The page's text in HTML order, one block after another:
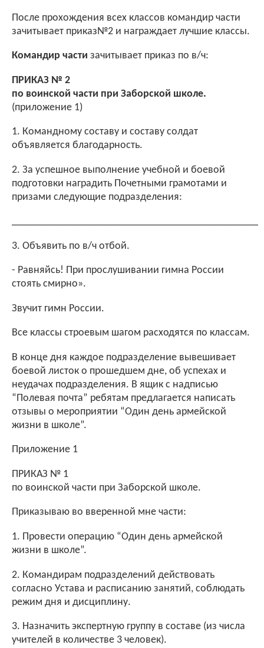
После прохождения всех классов командир части
зачитывает приказ№2 и награждает лучшие классы.
Командир части зачитывает приказ по в/ч:
ПРИКАЗ № 2
по воинской части при Заборской школе.
(приложение 1)
1. Командному составу и составу солдат
объявляется благодарность.
2. За успешное выполнение учебной и боевой
подготовки наградить Почетными грамотами и
призами следующие подразделения:
3. Объявить по в/ч отбой.
- Равняйсь! При прослушивании гимна России
стоять смирно».
Звучит гимн России.
Все классы строевым шагом расходятся по классам.
В конце дня каждое подразделение вывешивает
боевой листок о прошедшем дне, об успехах и
неудачах подразделения. В ящик с надписью
“Полевая почта” ребятам предлагается написать
отзывы о мероприятии “Один день армейской
жизни в школе”.
Приложение 1
ПРИКАЗ № 1
по воинской части при Заборской школе.
Приказываю во вверенной мне части:
1. Провести операцию “Один день армейской
жизни в школе”.
2. Командирам подразделений действовать
согласно Устава и расписанию занятий, соблюдать
режим дня и дисциплину.
3. Назначить экспертную группу в составе (из числа
учителей в количестве 3 человек).